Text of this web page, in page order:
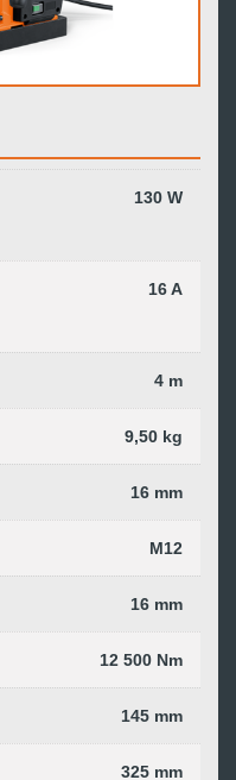
130 W
16 A
4 m
9,50 kg
16 mm
M12
16 mm
12 500 Nm
145 mm
325 mm